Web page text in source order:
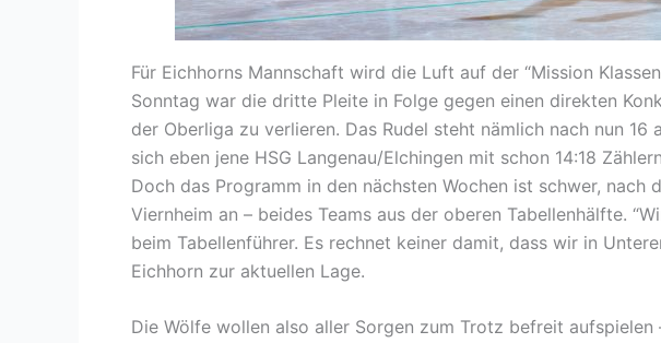
Für Eichhorns Mannschaft wird die Luft auf der “Mission
Sonntag war die dritte Pleite in Folge gegen einen direkten
der Oberliga zu verlieren. Das Rudel steht nämlich nach nun
sich eben jene HSG Langenau/Elchingen mit schon 14:18
Doch das Programm in den nächsten Wochen ist schwer,
Viernheim an – beides Teams aus der oberen Tabellenhälfte.
beim Tabellenführer. Es rechnet keiner damit, dass wir in
Eichhorn zur aktuellen Lage.
Die Wölfe wollen also aller Sorgen zum Trotz befreit